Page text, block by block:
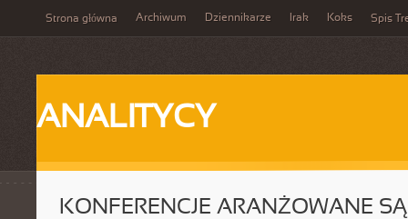
Strona główna Archiwum Dziennikarze Irak Koks Spis
ANALITYCY
KONFERENCJE ARANŻOWANE